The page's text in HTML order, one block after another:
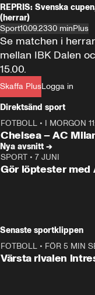
REPRIS: Svenska
(herrar)
Sport10.09.2330 minPlus
Skaffa PlusLogga in
Se matchen i
mellan IBK Dalen
15.00.
Direktsänd sport
Plus
FOTBOLL • I MORGON
Chelsea – AC
Nya avsnitt →
SPORT • 7 JUNI
Gör löptester med
Senaste sportklippen
FOTBOLL • FÖR 5 MIN
Värsta rivalen